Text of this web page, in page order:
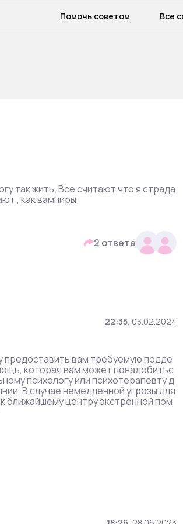
Помочь советом Все
так жить. Все считают что я страда
, как вампиры.
2 ответа
22:35, 03.02.2024
предоставить вам требуемую подде
которая вам может понадобитьс
психологу или психотерапевту д
В случае немедленной угрозы для
ближайшему центру экстренной пом